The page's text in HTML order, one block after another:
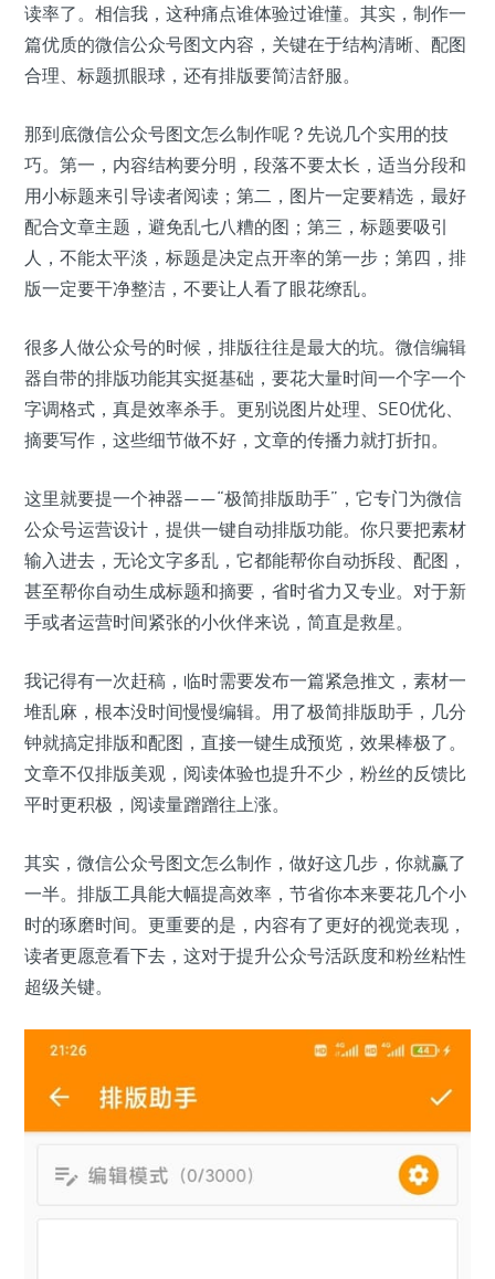
读率了。相信我，这种痛点谁体验过谁懂。其实，制作一
篇优质的微信公众号图文内容，关键在于结构清晰、配图
合理、标题抓眼球，还有排版要简洁舒服。
那到底微信公众号图文怎么制作呢？先说几个实用的技
巧。第一，内容结构要分明，段落不要太长，适当分段和
用小标题来引导读者阅读；第二，图片一定要精选，最好
配合文章主题，避免乱七八糟的图；第三，标题要吸引
人，不能太平淡，标题是决定点开率的第一步；第四，排
版一定要干净整洁，不要让人看了眼花缭乱。
很多人做公众号的时候，排版往往是最大的坑。微信编辑
器自带的排版功能其实挺基础，要花大量时间一个字一个
字调格式，真是效率杀手。更别说图片处理、SEO优化、
摘要写作，这些细节做不好，文章的传播力就打折扣。
这里就要提一个神器——“极简排版助手”，它专门为微信
公众号运营设计，提供一键自动排版功能。你只要把素材
输入进去，无论文字多乱，它都能帮你自动拆段、配图，
甚至帮你自动生成标题和摘要，省时省力又专业。对于新
手或者运营时间紧张的小伙伴来说，简直是救星。
我记得有一次赶稿，临时需要发布一篇紧急推文，素材一
堆乱麻，根本没时间慢慢编辑。用了极简排版助手，几分
钟就搞定排版和配图，直接一键生成预览，效果棒极了。
文章不仅排版美观，阅读体验也提升不少，粉丝的反馈比
平时更积极，阅读量蹭蹭往上涨。
其实，微信公众号图文怎么制作，做好这几步，你就赢了
一半。排版工具能大幅提高效率，节省你本来要花几个小
时的琢磨时间。更重要的是，内容有了更好的视觉表现，
读者更愿意看下去，这对于提升公众号活跃度和粉丝粘性
超级关键。